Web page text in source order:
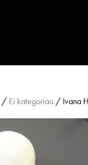
/ Ei kategoriaa / Ivana